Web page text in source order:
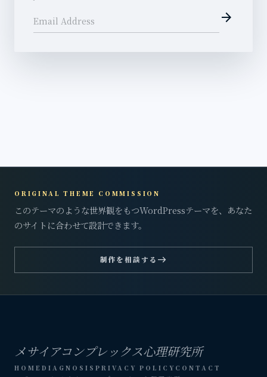
arrow_forward
ORIGINAL THEME COMMISSION
このテーマのような世界観をもつWordPressテーマを、あなた
のサイトに合わせて設計できます。
制作を相談する east
メサイアコンプレックス心理研究所
HOME DIAGNOSIS PRIVACY POLICY CONTACT